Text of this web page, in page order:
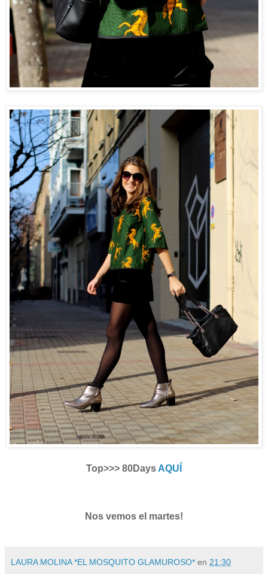
Top>>> 80Days AQUÍ
Nos vemos el martes!
LAURA MOLINA *EL MOSQUITO GLAMUROSO* en 21:30